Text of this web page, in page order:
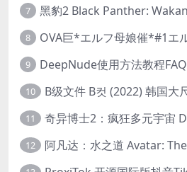
7
8
9 DeepNude使用方法教程FAQ
10
11
12